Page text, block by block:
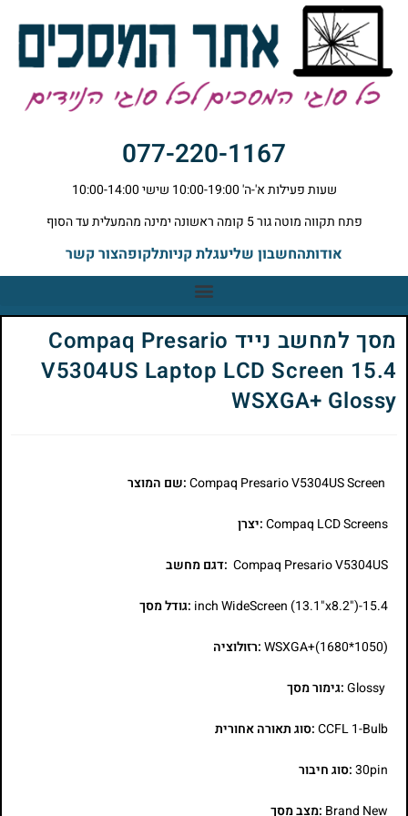
077-220-1167
שעות פעילות א'-ה' 10:00-19:00 שישי 10:00-14:00
פתח תקווה מוטה גור 5 קומה ראשונה ימינה מהמעלית עד הסוף
אודותהחשבון שליעגלת קניותלקופהצור קשר
מסך למחשב נייד Compaq Presario
V5304US Laptop LCD Screen 15.4
WSXGA+ Glossy
:שם המוצר
Compaq LCD Screens:יצרן
Compaq Presario V5304US :דגם מחשב
15.4-inch WideScreen (13.1"x8.2") :גודל מסך
WSXGA+(1680*1050):רזולוציה
Glossy:גימור מסך
CCFL 1-Bulb:סוג תאורה אחורית
30pin:סוג חיבור
Brand New :מצב מסך